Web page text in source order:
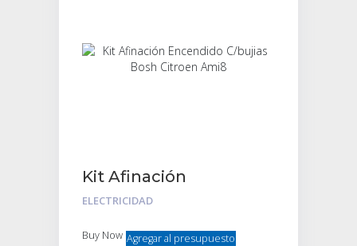
Kit Afinación
Encendido C/bujias
ELECTRICIDAD
Buy Now Agregar al presupuesto